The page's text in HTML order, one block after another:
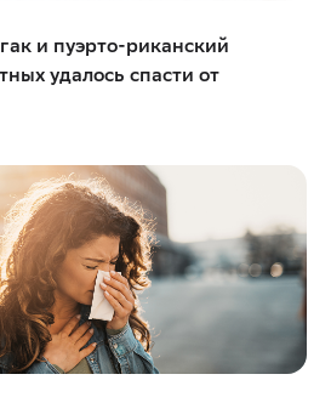
и пуэрто-риканский
удалось спасти от